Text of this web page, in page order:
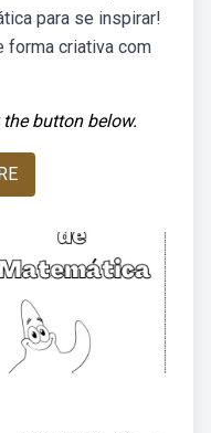
para se inspirar!
forma criativa com
button below.